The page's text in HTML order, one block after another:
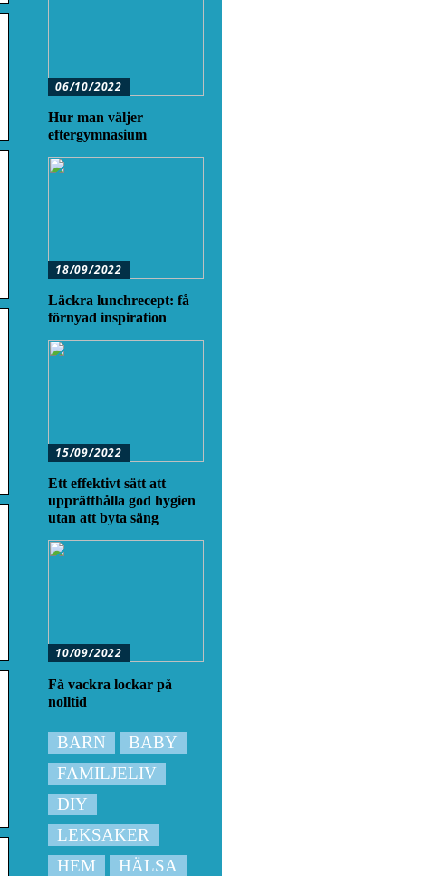
06/10/2022
Hur man väljer
eftergymnasium
18/09/2022
Läckra lunchrecept: få
förnyad inspiration
15/09/2022
Ett effektivt sätt att
upprätthålla god hygien
utan att byta säng
10/09/2022
Få vackra lockar på
nolltid
BARN
BABY
FAMILJELIV
DIY
LEKSAKER
HEM
HÄLSA